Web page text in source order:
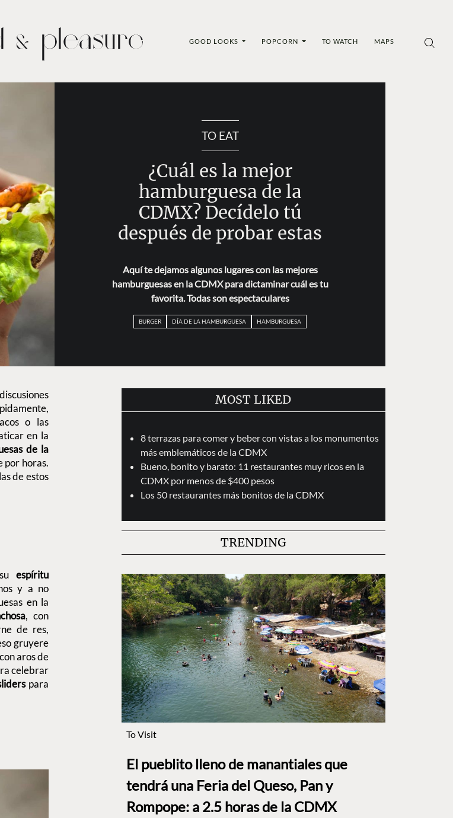
GOOD LOOKS POPCORN TO WATCH MAPS
TO EAT
¿Cuál es la mejor
hamburguesa de la
CDMX? Decídelo tú
después de probar estas
Aquí te dejamos algunos lugares con las mejores
hamburguesas en la CDMX para dictaminar cuál es tu
favorita. Todas son espectaculares
BURGER DÍA DE LA HAMBURGUESA HAMBURGUESA
o las
en la
de la
por horas.
de estos
espíritu
y a no
en la
, con
de res,
gruyere
aros de
celebrar
para
MOST LIKED
8 terrazas para comer y beber con vistas a los monumentos
más emblemáticos de la CDMX
Bueno, bonito y barato: 11 restaurantes muy ricos en la
CDMX por menos de $400 pesos
Los 50 restaurantes más bonitos de la CDMX
TRENDING
To Visit
El pueblito lleno de manantiales que
tendrá una Feria del Queso, Pan y
Rompope: a 2.5 horas de la CDMX